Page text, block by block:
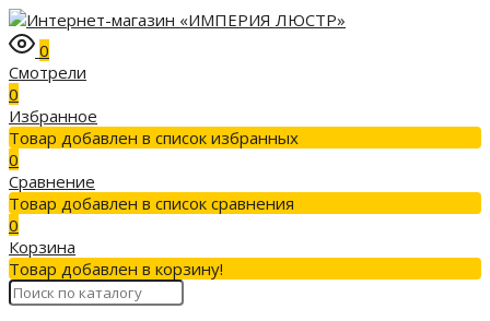
0
Смотрели
0
Избранное
Товар добавлен в список избранных
0
Сравнение
Товар добавлен в список сравнения
0
Корзина
Товар добавлен в корзину!